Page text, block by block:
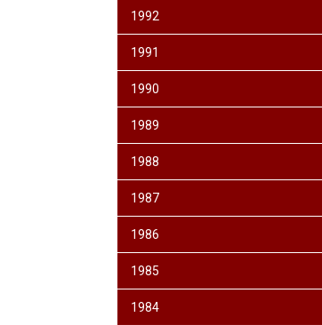
1992
1991
1990
1989
1988
1987
1986
1985
1984